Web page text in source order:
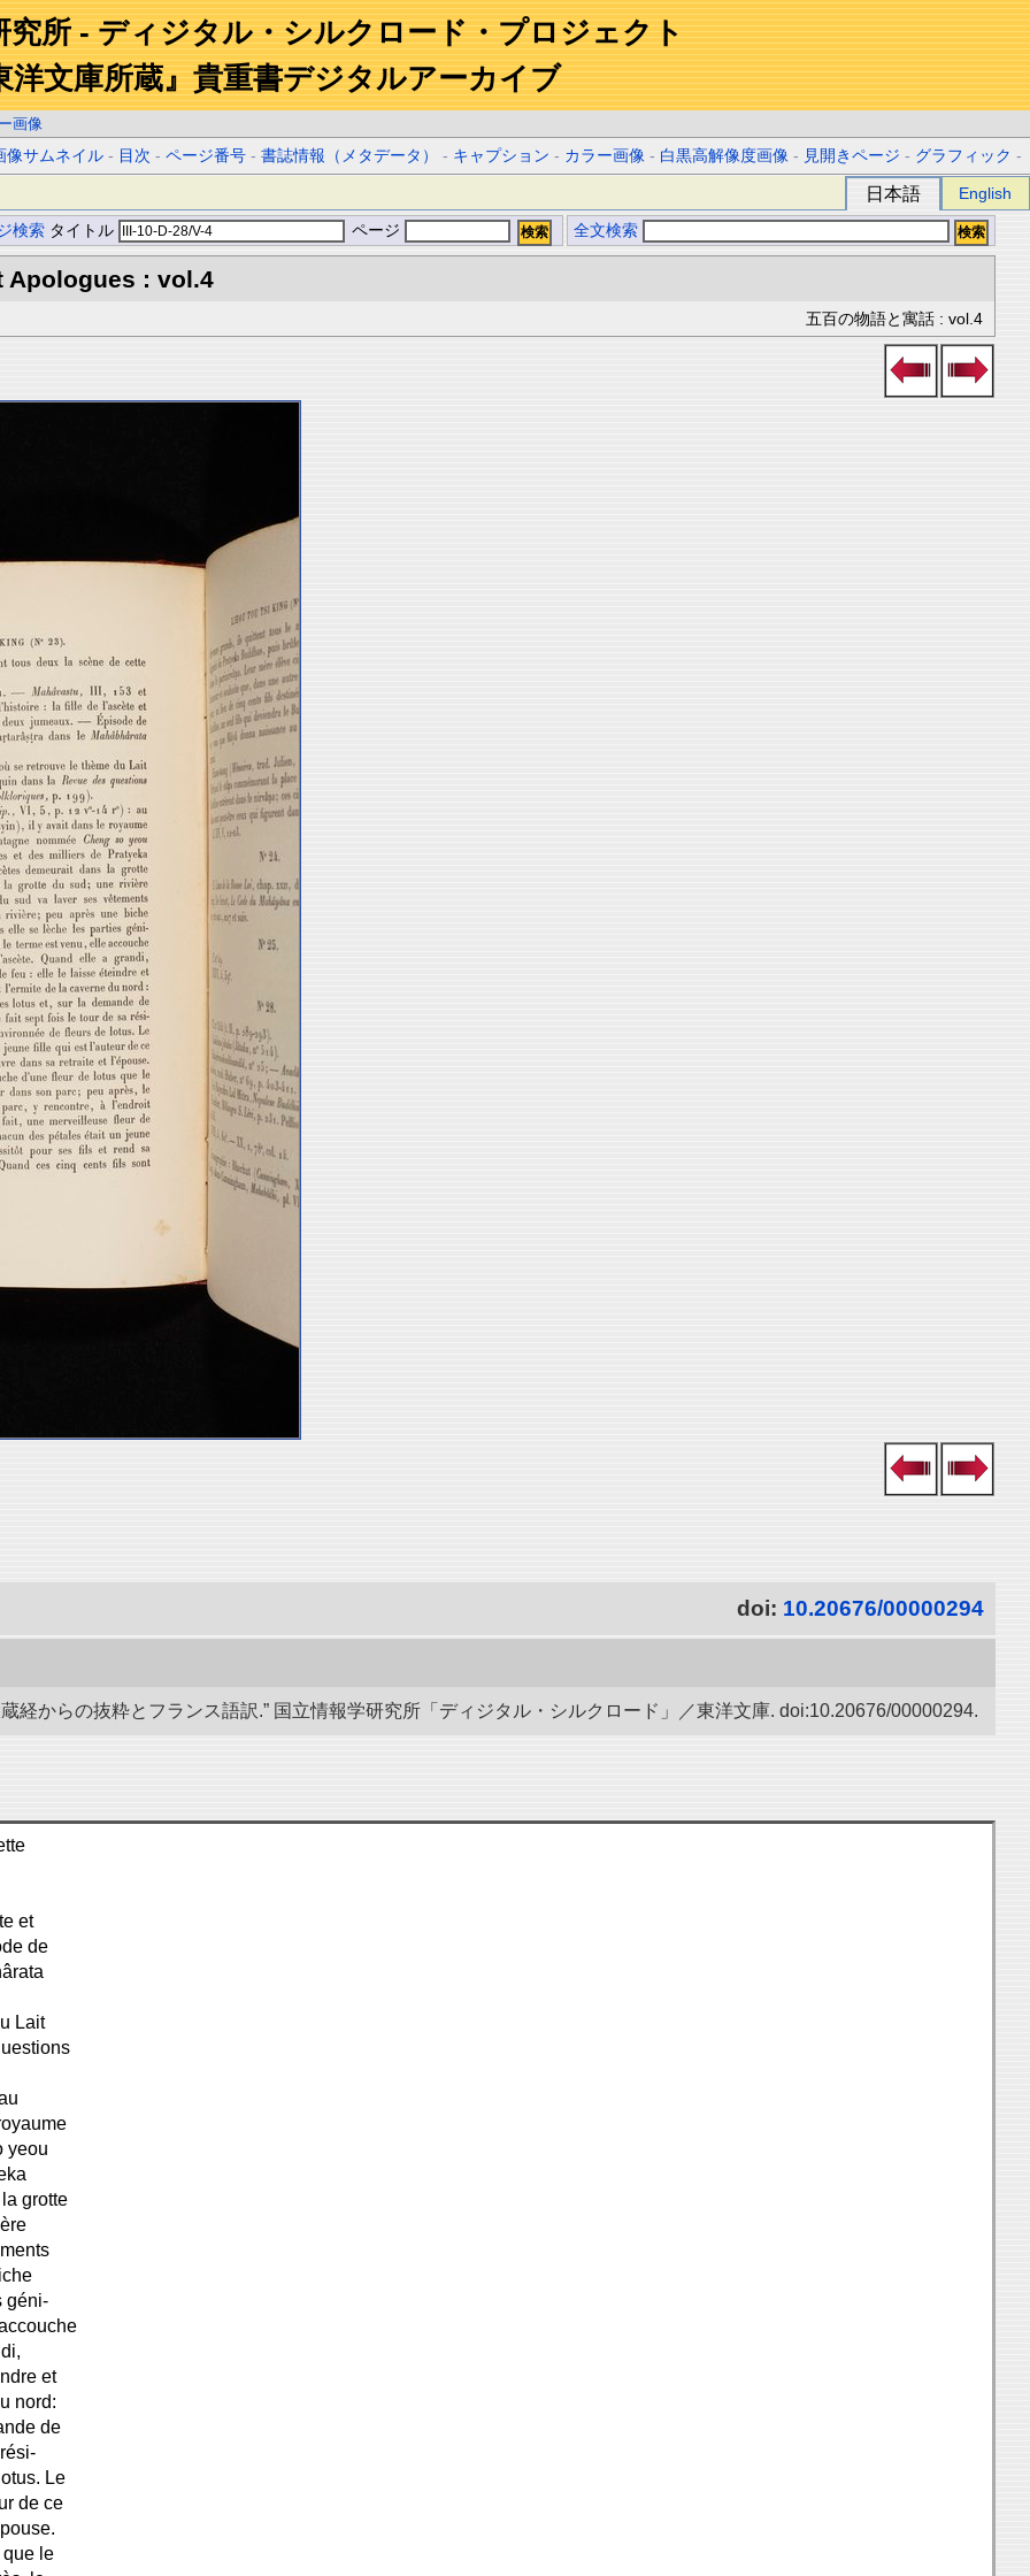
究所 - ディジタル・シルクロード・プロジェクト
洋文庫所蔵』貴重書デジタルアーカイブ
画像
像サムネイル - 目次 -ページ番号 -書誌情報（メタデータ） - キャプション - カラー画像 - 白黒高解像度画像 - 見開きページ - グラフィック -
日本語 English
検索 タイトル ページ 全文検索
Apologues : vol.4
五百の物語と寓話 : vol.4
doi: 10.20676/00000294
経からの抜粋とフランス語訳.” 国立情報学研究所「ディジタル・シルクロード」／東洋文庫. doi:10.20676/00000294.
et
de
Lait
yeou
grotte
géni-
et
nord:
de
Le
de ce
que le